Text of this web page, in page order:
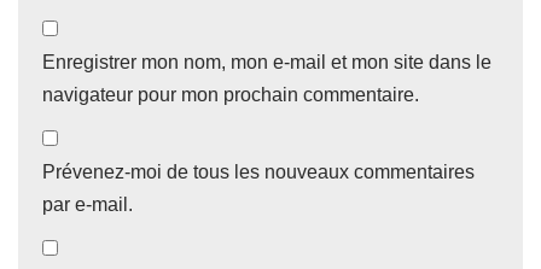
Enregistrer mon nom, mon e-mail et mon site dans le
navigateur pour mon prochain commentaire.
Prévenez-moi de tous les nouveaux commentaires
par e-mail.